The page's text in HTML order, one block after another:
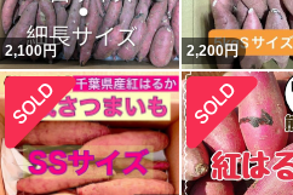
2,100円 2,200円